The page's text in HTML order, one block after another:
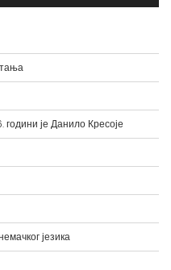
је Данило Кресоје
језика